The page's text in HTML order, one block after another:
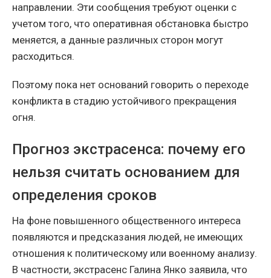
направлении. Эти сообщения требуют оценки с
учетом того, что оперативная обстановка быстро
меняется, а данные различных сторон могут
расходиться.
Поэтому пока нет оснований говорить о переходе
конфликта в стадию устойчивого прекращения
огня.
Прогноз экстрасенса: почему его
нельзя считать основанием для
определения сроков
На фоне повышенного общественного интереса
появляются и предсказания людей, не имеющих
отношения к политическому или военному анализу.
В частности, экстрасенс Галина Янко заявила, что